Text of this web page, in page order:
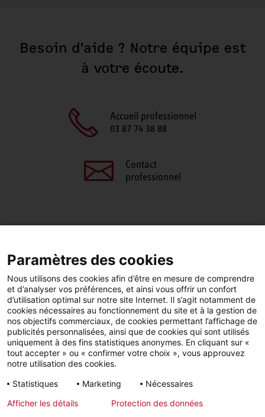
Besoin d'aide ? Notre équipe est
à votre écoute.
Accueil professionnel
03 87 74 38 88
Contact
professionnel
FacebookLinkedIn
YouTube LinkedIn Facebook
Instagram
Paramètres des cookies
Nous utilisons des cookies afin d’être en mesure de comprendre
et d’analyser vos préférences, et ainsi vous offrir un confort
d’utilisation optimal sur notre site Internet. Il s’agit notamment de
cookies nécessaires au fonctionnement du site et à la gestion de
nos objectifs commerciaux, de cookies permettant l’affichage de
publicités personnalisées, ainsi que de cookies qui sont utilisés
uniquement à des fins statistiques anonymes. En cliquant sur «
tout accepter » ou « confirmer votre choix », vous approuvez
notre utilisation des cookies.
Statistiques
Marketing
Nécessaires
Afficher les détails
Protection des données